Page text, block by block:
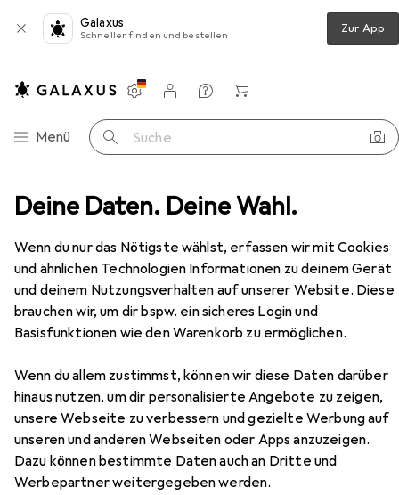
Deine Daten. Deine Wahl.
Wenn du nur das Nötigste wählst, erfassen wir mit Cookies
und ähnlichen Technologien Informationen zu deinem Gerät
und deinem Nutzungsverhalten auf unserer Website. Diese
brauchen wir, um dir bspw. ein sicheres Login und
Basisfunktionen wie den Warenkorb zu ermöglichen.
Wenn du allem zustimmst, können wir diese Daten darüber
hinaus nutzen, um dir personalisierte Angebote zu zeigen,
unsere Webseite zu verbessern und gezielte Werbung auf
unseren und anderen Webseiten oder Apps anzuzeigen.
Dazu können bestimmte Daten auch an Dritte und
Werbepartner weitergegeben werden.
Galaxus
Schneller finden und bestellen Zur App
Navigation nach Kategorien
Menü Suche
Einstellungen
Kundenkonto
Vergleichslisten
Merklisten
Warenkorb
Living Polsterbett mit Knopf-Steppung Claire 140x200
EUR
389,99
HTI-LivingPolsterbett mit Knopf-
Steppung Claire 140x200
140 x 200 cm
Zubehör für HTI-Living
Polsterbett mit Knopf-Steppung
Claire 140x200
Hier findest du passendes Zubehör zum Produkt HTI-